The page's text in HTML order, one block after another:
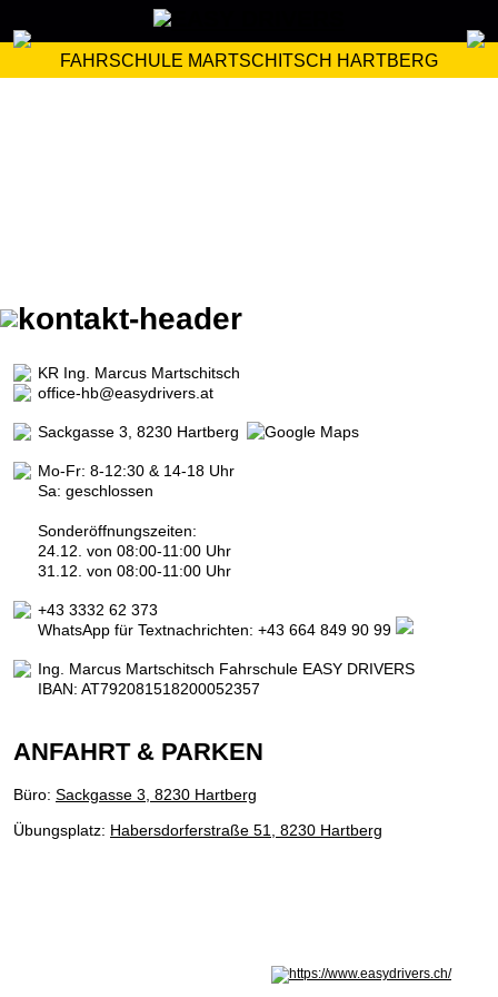
FAHRSCHULE MARTSCHITSCH HARTBERG
KR Ing. Marcus Martschitsch
office-hb@easydrivers.at
Sackgasse 3, 8230 Hartberg
Mo-Fr: 8-12:30 & 14-18 Uhr
Sa: geschlossen
Sonderöffnungszeiten:
24.12. von 08:00-11:00 Uhr
31.12. von 08:00-11:00 Uhr
+43 3332 62 373
WhatsApp für Textnachrichten: +43 664 849 90 99
Ing. Marcus Martschitsch Fahrschule EASY DRIVERS
IBAN: AT792081518200052357
ANFAHRT & PARKEN
Büro: Sackgasse 3, 8230 Hartberg
Übungsplatz: Habersdorferstraße 51, 8230 Hartberg